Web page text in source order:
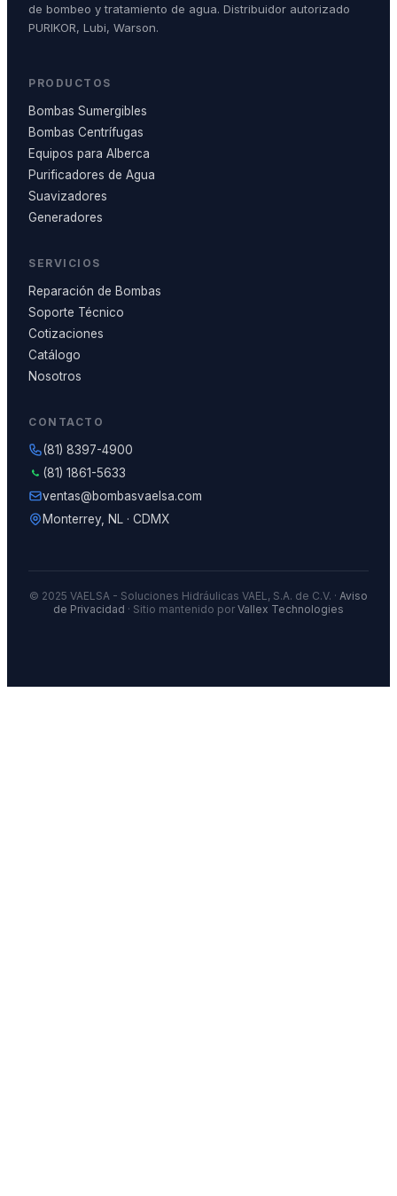
de bombeo y tratamiento de agua. Distribuidor autorizado
PURIKOR, Lubi, Warson.
PRODUCTOS
Bombas Sumergibles
Bombas Centrífugas
Equipos para Alberca
Purificadores de Agua
Suavizadores
Generadores
SERVICIOS
Reparación de Bombas
Soporte Técnico
Cotizaciones
Catálogo
Nosotros
CONTACTO
(81) 8397-4900
(81) 1861-5633
ventas@bombasvaelsa.com
Monterrey, NL · CDMX
© 2025 VAELSA - Soluciones Hidráulicas VAEL, S.A. de C.V. · Aviso
de Privacidad · Sitio mantenido por Vallex Technologies